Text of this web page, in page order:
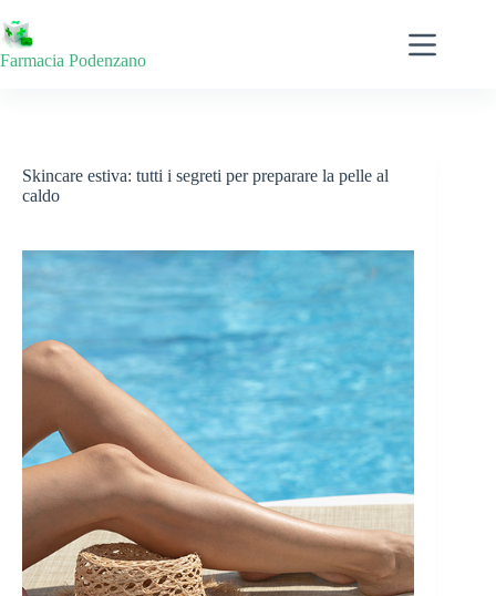
al
contenuto
Farmacia Podenzano
Skincare estiva: tutti i segreti per preparare la pelle al
caldo